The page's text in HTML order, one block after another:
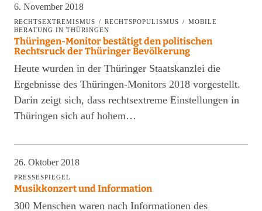
6. November 2018
RECHTSEXTREMISMUS RECHTSPOPULISMUS
MOBILE
BERATUNG IN THÜRINGEN
Thüringen-Monitor bestätigt den politischen
Rechtsruck der Thüringer Bevölkerung
Heute wurden in der Thüringer Staatskanzlei die
Ergebnisse des Thüringen-Monitors 2018 vorgestellt.
Darin zeigt sich, dass rechtsextreme Einstellungen in
Thüringen sich auf hohem…
26. Oktober 2018
PRESSESPIEGEL
Musikkonzert und Information
300 Menschen waren nach Informationen des